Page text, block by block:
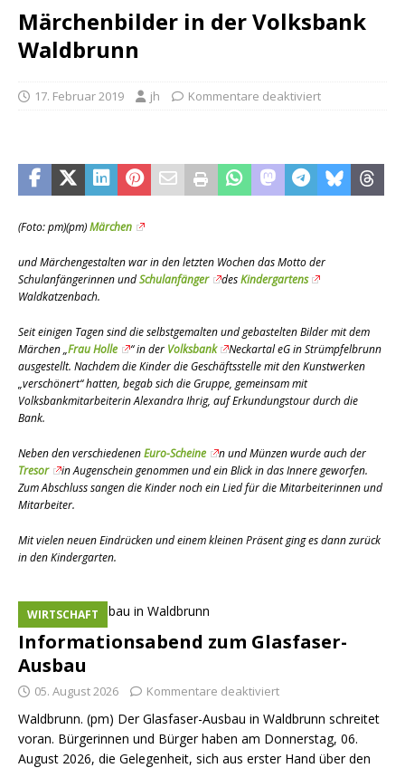
Märchenbilder in der Volksbank
Waldbrunn
17. Februar 2019 jh Kommentare deaktiviert
(Foto: pm)(pm)Märchen
und Märchengestalten war in den letzten Wochen das Motto der
Schulanfängerinnen undSchulanfänger desKindergartens
Waldkatzenbach.
Seit einigen Tagen sind die selbstgemalten und gebastelten Bilder mit dem
Märchen „Frau Holle “ in der Volksbank
Neckartal eG in Strümpfelbrunn
ausgestellt. Nachdem die Kinder die Geschäftsstelle mit den Kunstwerken
„verschönert“ hatten, begab sich die Gruppe, gemeinsam mit
Volksbankmitarbeiterin Alexandra Ihrig, auf Erkundungstour durch die
Bank.
Neben den verschiedenenEuro-Scheine
n und Münzen wurde auch der
Tresor
in Augenschein genommen und ein Blick in das Innere geworfen.
Zum Abschluss sangen die Kinder noch ein Lied für die Mitarbeiterinnen und
Mitarbeiter.
Mit vielen neuen Eindrücken und einem kleinen Präsent ging es dann zurück
in den Kindergarten.
Informationsabend zum Glasfaser-
Ausbau
WIRTSCHAFT
05. August 2026 Kommentare deaktiviert
Waldbrunn. (pm) Der Glasfaser-Ausbau in Waldbrunn schreitet
voran. Bürgerinnen und Bürger haben am Donnerstag, 06.
August 2026, die Gelegenheit, sich aus erster Hand über den